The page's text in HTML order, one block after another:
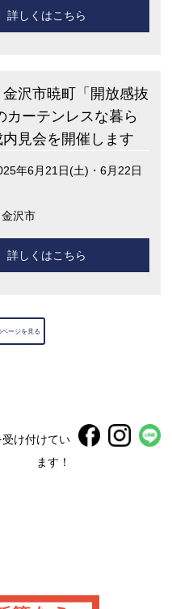
詳しくはこちら
金沢市暁町「開放感抜
カーテンレスな暮ら
内見会を開催します
年6月21日(土)・6月22日
金沢市
詳しくはこちら
ページを見る
け付けてい
ます！